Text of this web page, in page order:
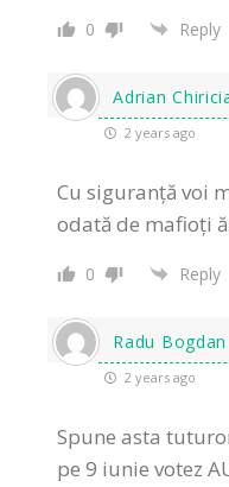
0 Reply
Adrian
2 years ago
Cu siguranță voi
odată de mafioți
0 Reply
Radu Bogdan
2 years ago
Spune asta
pe 9 iunie votez